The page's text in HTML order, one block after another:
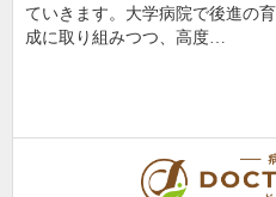
ていきます。大学病院で後進の育
成に取り組みつつ、高度…